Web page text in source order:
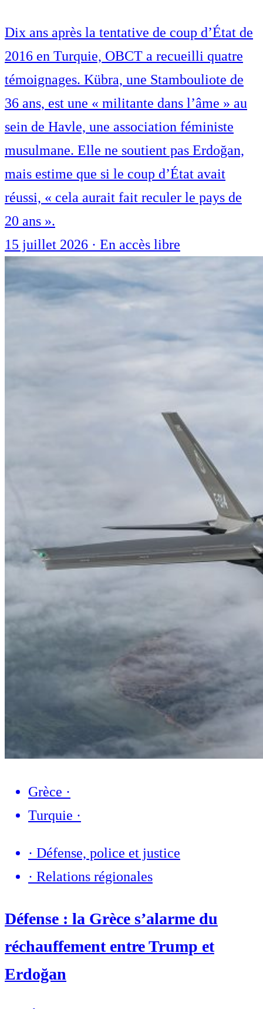
Dix ans après la tentative de coup d’État de
2016 en Turquie, OBCT a recueilli quatre
témoignages. Kübra, une Stambouliote de
36 ans, est une « militante dans l’âme » au
sein de Havle, une association féministe
musulmane. Elle ne soutient pas Erdoğan,
mais estime que si le coup d’État avait
réussi, « cela aurait fait reculer le pays de
20 ans ».
15 juillet 2026 · En accès libre
Grèce ·
Turquie ·
· Défense, police et justice
· Relations régionales
Défense : la Grèce s’alarme du
réchauffement entre Trump et
Erdoğan